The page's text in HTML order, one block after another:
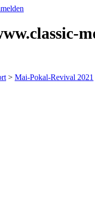
> Mai-Pokal-Revival 2021